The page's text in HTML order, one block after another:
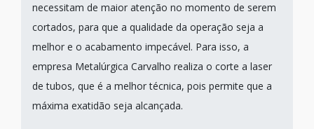
necessitam de maior atenção no momento de serem
cortados, para que a qualidade da operação seja a
melhor e o acabamento impecável. Para isso, a
empresa Metalúrgica Carvalho realiza o corte a laser
de tubos, que é a melhor técnica, pois permite que a
máxima exatidão seja alcançada.